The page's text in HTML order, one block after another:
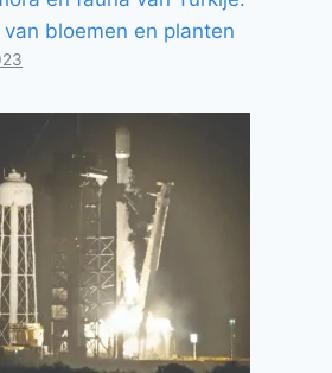
bloemen en planten